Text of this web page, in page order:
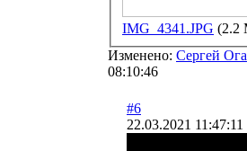
IMG_4341.JPG (2.2
Изменено: Сергей
08:10:46
#6
22.03.2021 11:47:11